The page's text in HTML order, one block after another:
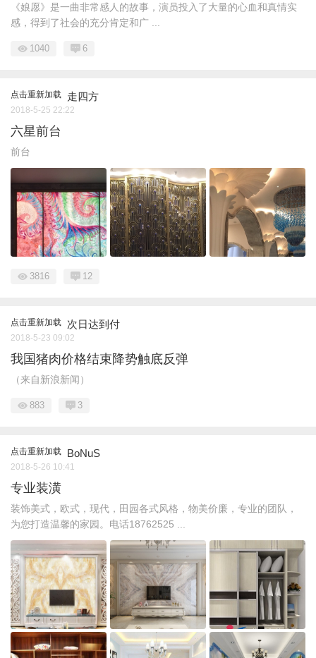
《娘愿》是一曲非常感人的故事，演员投入了大量的心血和真情实
感，得到了社会的充分肯定和广 ...
1040 6
点击重新加载 走四方
2018-5-25 22:22
六星前台
前台
3816 12
点击重新加载 次日达到付
2018-5-23 09:02
我国猪肉价格结束降势触底反弹
（来自新浪新闻）
883 3
点击重新加载 BoNuS
2018-5-26 10:41
专业装潢
装饰美式，欧式，现代，田园各式风格，物美价廉，专业的团队，
为您打造温馨的家园。电话18762525 ...